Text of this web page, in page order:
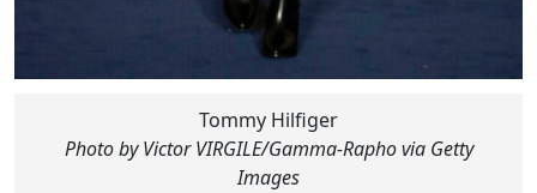
Tommy Hilfiger
Photo by Victor VIRGILE/Gamma-Rapho via Getty
Images